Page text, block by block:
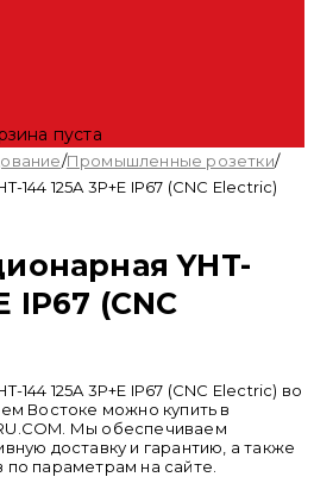
пуста
/Промышленные розетки/
144 125A 3P+E IP67 (CNC Electric)
YHT-
IP67 (CNC
144 125A 3P+E IP67 (CNC Electric) во
Востоке можно купить в
Мы обеспечиваем
доставку и гарантию, а также
параметрам на сайте.